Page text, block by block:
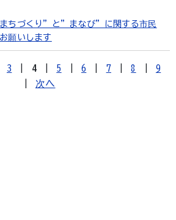
ちづくり”と”まなび”に関する市民
願いします
3 4 5 6 7 8
9
次へ